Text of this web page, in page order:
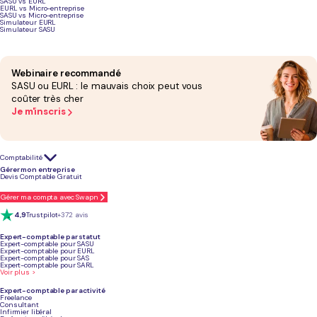
EURL vs Micro-entreprise
SASU vs Micro-entreprise
Simulateur EURL
Simulateur SASU
Webinaire recommandé
SASU ou EURL : le mauvais choix peut vous
coûter très cher
Je m'inscris
Comptabilité
Gérer mon entreprise
Devis Comptable Gratuit
Gérer ma compta avec Swapn
4,9Trustpilot+372 avis
Expert-comptable par statut
Expert-comptable pour SASU
Expert-comptable pour EURL
Expert-comptable pour SAS
Expert-comptable pour SARL
Voir plus >
Expert-comptable par activité
Freelance
Consultant
Infirmier libéral
Podcast sur les étapes pour ouvrir une entreprise de livraison de colis
Pourquoi ouvrir une entreprise de